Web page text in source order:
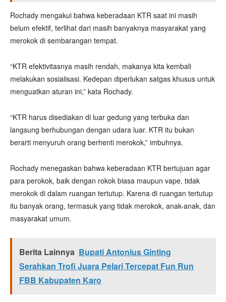
Rochady mengakui bahwa keberadaan KTR saat ini masih
belum efektif, terlihat dari masih banyaknya masyarakat yang
merokok di sembarangan tempat.
“KTR efektivitasnya masih rendah, makanya kita kembali
melakukan sosialisasi. Kedepan diperlukan satgas khusus untuk
menguatkan aturan ini,” kata Rochady.
“KTR harus disediakan di luar gedung yang terbuka dan
langsung berhubungan dengan udara luar. KTR itu bukan
berarti menyuruh orang berhenti merokok,” imbuhnya.
Rochady menegaskan bahwa keberadaan KTR bertujuan agar
para perokok, baik dengan rokok biasa maupun vape, tidak
merokok di dalam ruangan tertutup. Karena di ruangan tertutup
itu banyak orang, termasuk yang tidak merokok, anak-anak, dan
masyarakat umum.
Berita Lainnya Bupati Antonius Ginting
Serahkan Trofi Juara Pelari Tercepat Fun Run
FBB Kabupaten Karo